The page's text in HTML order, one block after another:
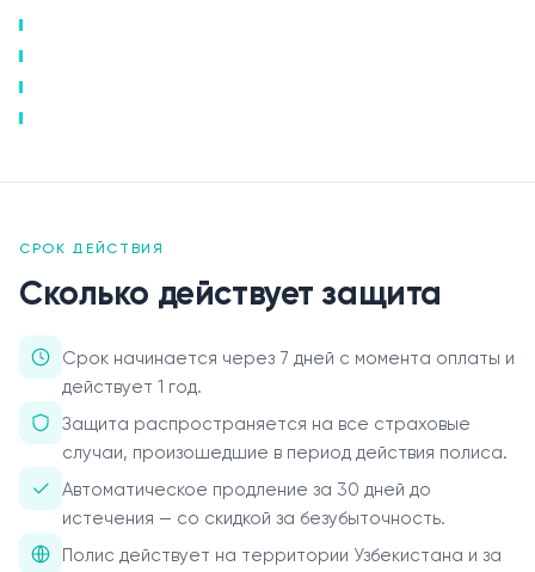
Документы
Вакансии
Партнёры
FAQ
СРОК ДЕЙСТВИЯ
Сколько действует защита
Срок начинается через 7 дней с момента оплаты и
действует 1 год.
Защита распространяется на все страховые
случаи, произошедшие в период действия полиса.
Автоматическое продление за 30 дней до
истечения — со скидкой за безубыточность.
Полис действует на территории Узбекистана и за